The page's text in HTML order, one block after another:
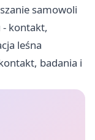
samowoli
- kontakt,
leśna
badania i